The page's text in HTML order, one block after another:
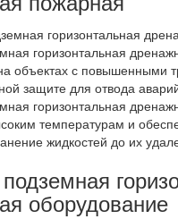
горизонтальная
объектах с повышенными
защите для отвода
горизонтальная
температурам и
жидкостей до их
оборудование